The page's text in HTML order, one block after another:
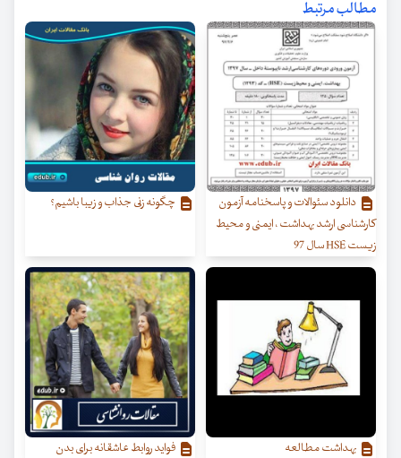
مطالب مرتبط
دانلود سئوالات و پاسخنامه آزمون
کارشناسی ارشد بهداشت ، ایمنی و محیط
زیست HSE سال 97
چگونه زنی جذاب و زیبا باشیم؟
بهداشت مطالعه فواید روابط عاشقانه برای بدن